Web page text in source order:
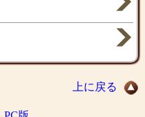
上に戻る